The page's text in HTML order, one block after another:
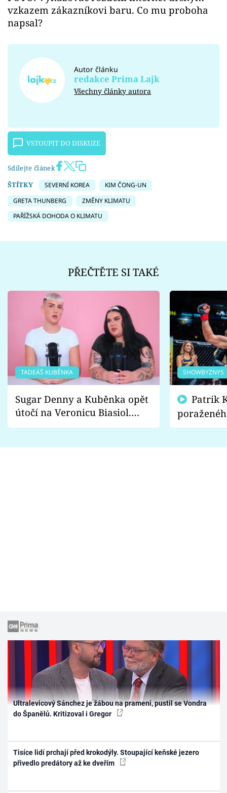
vzkazem zákazníkovi baru. Co mu proboha
napsal?
Autor článku
redakce Prima Lajk
Všechny články autora
VSTOUPIT DO DISKUZE
Sdílejte článek
ŠTÍTKY
SEVERNÍ KOREA
KIM ČONG-UN
GRETA THUNBERG
ZMĚNY KLIMATU
PAŘÍŽSKÁ DOHODA O KLIMATU
PŘEČTĚTE SI TAKÉ
TADEÁŠ KUBĚNKA
Sugar Denny a Kuběnka opět
útočí na Veronicu Biasiol.
Proč je podle nich falešná a
SHOWBYZNYS
fanoušci
Ultralevicový Sánchez je žábou na prameni, pustil se Vondra
do Španělů. Kritizoval i Gregor
Tisíce lidí prchají před krokodýly. Stoupající keňské jezero
přivedlo predátory až ke dveřím